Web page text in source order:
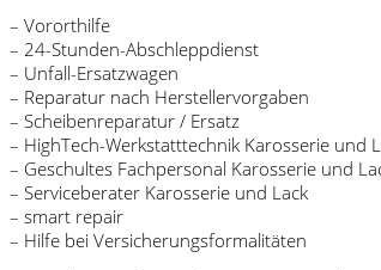
– Vororthilfe
– 24-Stunden-Abschleppdienst
– Unfall-Ersatzwagen
– Reparatur nach Herstellervorgaben
– Scheibenreparatur / Ersatz
– HighTech-Werkstatttechnik Karosserie und
– Geschultes Fachpersonal Karosserie und
– Serviceberater Karosserie und Lack
– smart repair
– Hilfe bei Versicherungsformalitäten